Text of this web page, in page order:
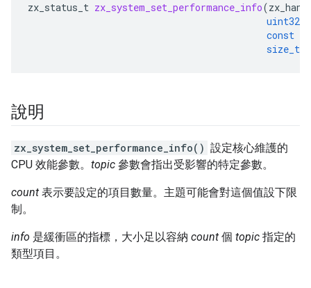
zx_status_t zx_system_set_performance_info(
uint32_t
const
size_t
說明
zx_system_set_performance_info() 設定核心維護的
CPU 效能參數。 topic 參數會指出受影響的特定參數。
count 表示要設定的項目數量。主題可能會對這個值設下限
制。
info 是緩衝區的指標，大小足以容納 count 個 topic 指定的
類型項目。